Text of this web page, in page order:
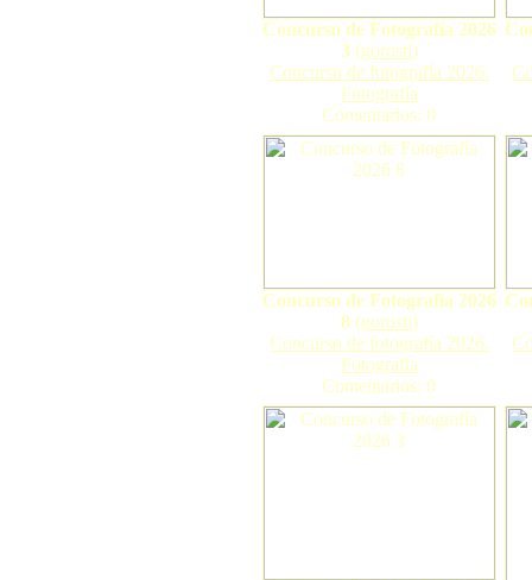
Concurso de Fotografía 2026
3 (gorosti)
Concurso de fotografía 2026.
Fotografía
Comentarios: 0
Concurso de Fotografía 2026
8 (gorosti)
Concurso de fotografía 2026.
Fotografía
Comentarios: 0